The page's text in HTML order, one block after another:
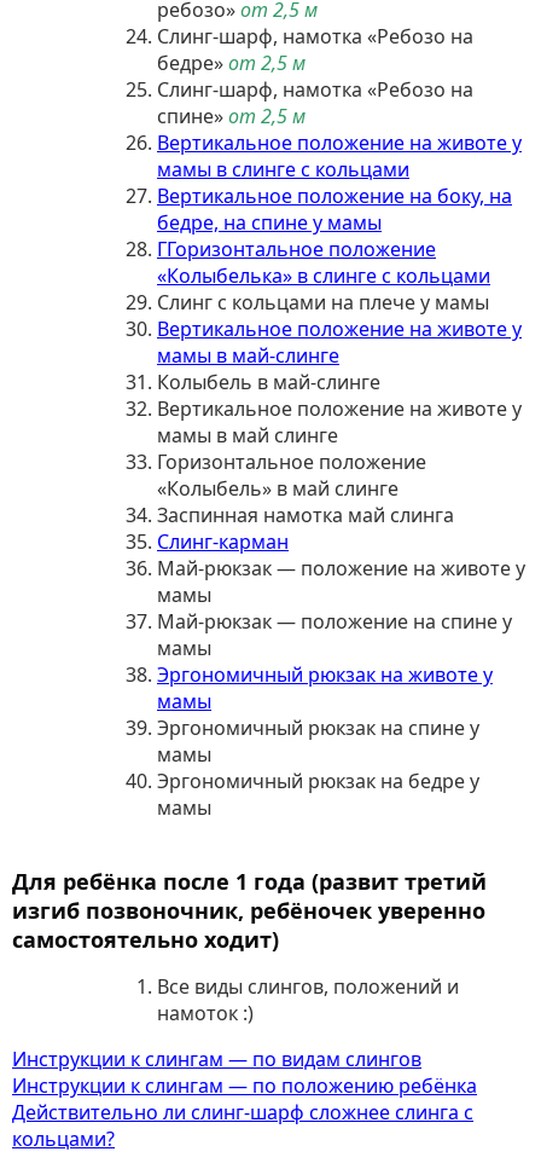
ребозо»от 2,5 м
Слинг-шарф, намотка «Ребозо на
бедре»от 2,5 м
Слинг-шарф, намотка «Ребозо на
спине»от 2,5 м
Вертикальное положение на животе у
мамы в слинге с кольцами
Вертикальное положение на боку, на
бедре, на спине у мамы
ГГоризонтальное положение
«Колыбелька» в слинге с кольцами
Слинг с кольцами на плече у мамы
Вертикальное положение на животе у
мамы в май-слинге
Колыбель в май-слинге
Вертикальное положение на животе у
мамы в май слинге
Горизонтальное положение
«Колыбель» в май слинге
Заспинная намотка май слинга
Слинг-карман
Май-рюкзак — положение на животе у
мамы
Май-рюкзак — положение на спине у
мамы
Эргономичный рюкзак на животе у
мамы
Эргономичный рюкзак на спине у
мамы
Эргономичный рюкзак на бедре у
мамы
Для ребёнка после 1 года (развит третий
изгиб позвоночник, ребёночек уверенно
самостоятельно ходит)
Все виды слингов, положений и
намоток :)
Инструкции к слингам — по видам слингов
Инструкции к слингам — по положению ребёнка
Действительно ли слинг-шарф сложнее слинга с
кольцами?